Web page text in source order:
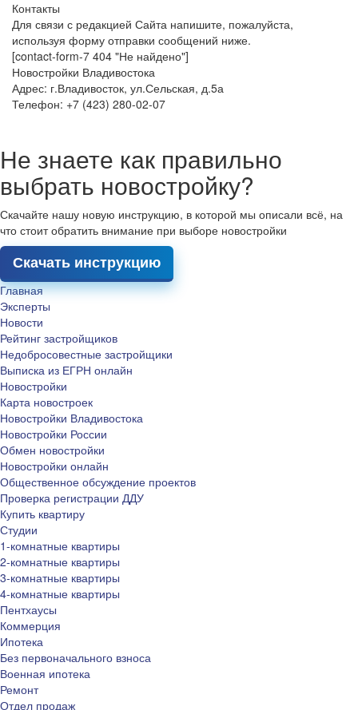
Контакты
Для связи с редакцией Сайта напишите, пожалуйста,
используя форму отправки сообщений ниже.
[contact-form-7 404 "Не найдено"]
Новостройки Владивостока
Адрес: г.Владивосток, ул.Сельская, д.5а
Телефон: +7 (423) 280-02-07
Не знаете как правильно
выбрать новостройку?
Скачайте нашу новую инструкцию, в которой мы описали всё, на
что стоит обратить внимание при выборе новостройки
Скачать инструкцию
Главная
Эксперты
Новости
Рейтинг застройщиков
Недобросовестные застройщики
Выписка из ЕГРН онлайн
Новостройки
Карта новостроек
Новостройки Владивостока
Новостройки России
Обмен новостройки
Новостройки онлайн
Общественное обсуждение проектов
Проверка регистрации ДДУ
Купить квартиру
Студии
1-комнатные квартиры
2-комнатные квартиры
3-комнатные квартиры
4-комнатные квартиры
Пентхаусы
Коммерция
Ипотека
Без первоначального взноса
Военная ипотека
Ремонт
Отдел продаж